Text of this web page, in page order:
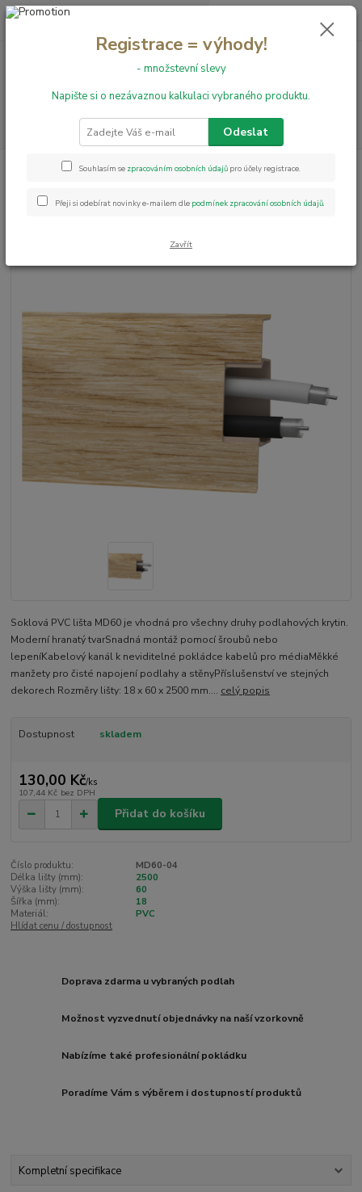
+420 731 199 591 0,00 Kč
Obvodové lišty Obvodová lišta MD60 - 04 Dub klasik
Obvodová lišta MD60 - 04 Dub
Soklová PVC lišta MD60 je vhodná pro všechny druhy podlahových krytin.
Moderní hranatý tvarSnadná montáž pomocí šroubů nebo
lepeníKabelový kanál k neviditelné pokládce kabelů pro médiaMěkké
manžety pro čisté napojení podlahy a stěnyPříslušenství ve stejných
dekorech Rozměry lišty: 18 x 60 x 2500 mm.... celý popis
Dostupnost skladem
130,00 Kč/ks
107,44 Kč bez DPH
Přidat do košíku
Číslo produktu:
MD60-04
Délka lišty (mm):
2500
Výška lišty (mm):
60
Šířka (mm):
18
Materiál:
PVC
Hlídat cenu / dostupnost
Doprava zdarma u vybraných podlah
Možnost vyzvednutí objednávky na naší vzorkovně
Nabízíme také profesionální pokládku
Poradíme Vám s výběrem i dostupností produktů
Kompletní specifikace
Registrace = výhody!
- množstevní slevy
Napište si o nezávaznou kalkulaci vybraného produktu.
Odeslat
Souhlasím se zpracováním osobních údajů pro účely registrace.
Přeji si odebírat novinky e-mailem dle podmínek zpracování osobních údajů.
Zavřít